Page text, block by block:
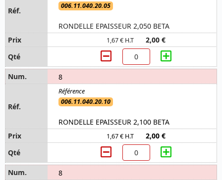
006.11.040.20.05
RONDELLE EPAISSEUR 2,050 BETA
1,67 € H.T 2,00 €
8
006.11.040.20.10
RONDELLE EPAISSEUR 2,100 BETA
1,67 € H.T 2,00 €
8